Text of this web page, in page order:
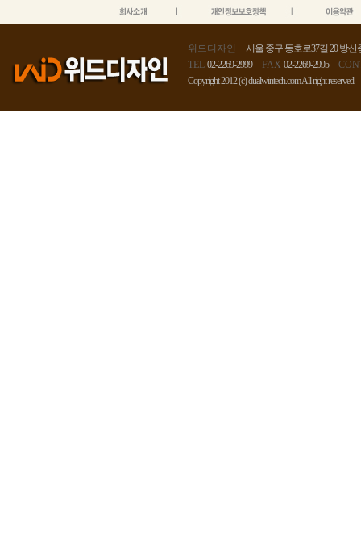
위드디자인
서울 중구 동호로37길 20 방산
TEL 02-2269-2999 FAX 02-2269-2995
Copyright 2012 (c) dualwintech.com All right reserved